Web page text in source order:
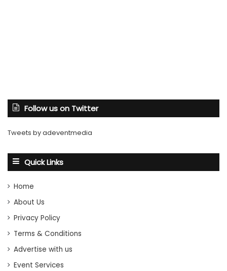
Follow us on Twitter
Tweets by adeventmedia
Quick Links
Home
About Us
Privacy Policy
Terms & Conditions
Advertise with us
Event Services